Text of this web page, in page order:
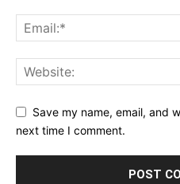
Save my name, email, and
next time I comment.